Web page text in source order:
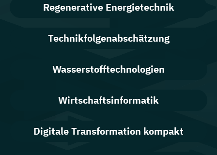
Regenerative Energietechnik
Technikfolgen­abschätzung
Wasserstofftechnologien
Wirtschaftsinformatik
Digitale Transformation kompakt